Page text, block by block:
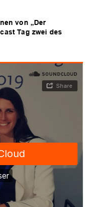
von „Der
Tag zwei des